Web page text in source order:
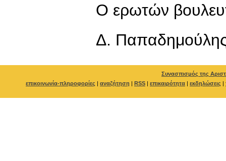
Ο ερωτών
Δ.
Συνασπισμός της
επικοινωνία-πληροφορίες | αναζήτηση | RSS | επικαιρότητα | εκδηλώσεις |